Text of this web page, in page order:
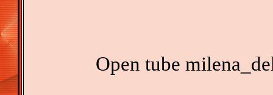
Open tube